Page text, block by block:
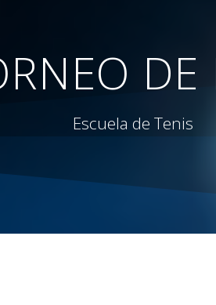
Escuela de Tenis